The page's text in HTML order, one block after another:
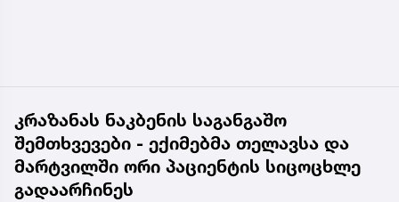
კრაზანას ნაკბენის საგანგაშო
შემთხვევები - ექიმებმა თელავსა და
მარტვილში ორი პაციენტის სიცოცხლე
გადაარჩინეს